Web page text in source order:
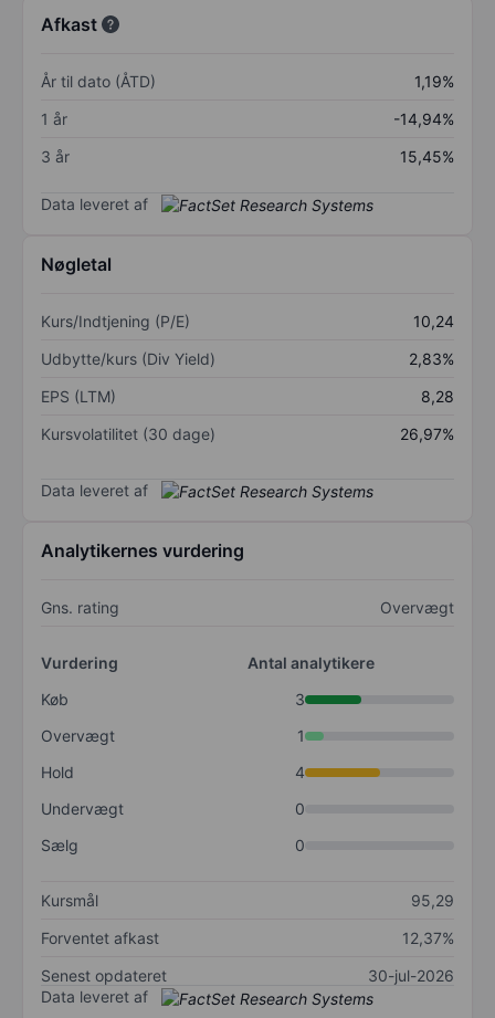
Afkast
År til dato (ÅTD)
1,19%
1 år
-14,94%
3 år
15,45%
Data leveret af
Nøgletal
Kurs/Indtjening (P/E)
10,24
Udbytte/kurs (Div Yield)
2,83%
EPS (LTM)
8,28
Kursvolatilitet (30 dage)
26,97%
Data leveret af
Analytikernes vurdering
Gns. rating Overvægt
Vurdering
Antal analytikere
Køb
3
Overvægt
1
Hold
4
Undervægt
0
Sælg
0
Kursmål
95,29
Forventet afkast
12,37%
Senest opdateret
30-jul-2026
Data leveret af